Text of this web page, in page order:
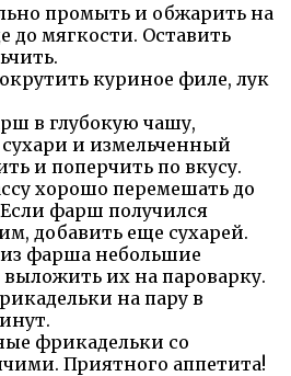
промыть и обжарить на
до мягкости. Оставить
куриное филе, лук
в глубокую чашу,
и измельченный
и поперчить по вкусу.
хорошо перемешать до
фарш получился
добавить еще сухарей.
фарша небольшие
их на пароварку.
на пару в
фрикадельки со
Приятного аппетита!